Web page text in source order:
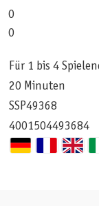
0
0
Für 1 bis 4
20 Minuten
SSP49368
4001504493684